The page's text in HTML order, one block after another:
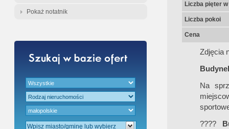
Pokaż notatnik
Liczba pięter
Liczba pokoi
Cena
Zdjęcia
Na
????